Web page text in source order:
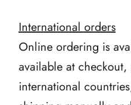
International orders
Online ordering is
available at
international